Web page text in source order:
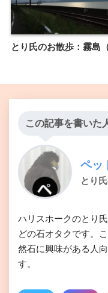
とり氏のお散歩：霧島
この記事を書いた
ペッ
とり
ハリスホークのとり
どの石オタクです。
然石に興味がある人
す。